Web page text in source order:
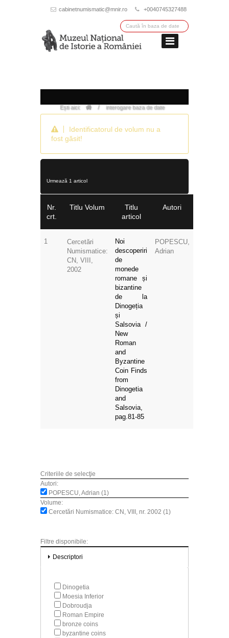
cabinetnumismatic@mnir.ro +0040745327488
Ești aici: / interogare baza de date
Identificatorul de volum nu a
fost găsit!
Urmează 1 articol
Nr.
crt.
Titlu Volum
Titlu
articol
Autori
1
Cercetări
Numismatice:
CN, VIII,
2002
Noi
descoperiri
de
monede
romane și
bizantine
de la
Dinogeția
și
Salsovia /
New
Roman
and
Byzantine
Coin Finds
from
Dinogetia
and
Salsovia,
pag.81-85
POPESCU,
Adrian
Criteriile de selecţie
Autori:
POPESCU, Adrian (1)
Volume:
Cercetări Numismatice: CN, VIII, nr. 2002 (1)
Filtre disponibile:
Descriptori
Dinogetia
Moesia Inferior
Dobroudja
Roman Empire
bronze coins
byzantine coins